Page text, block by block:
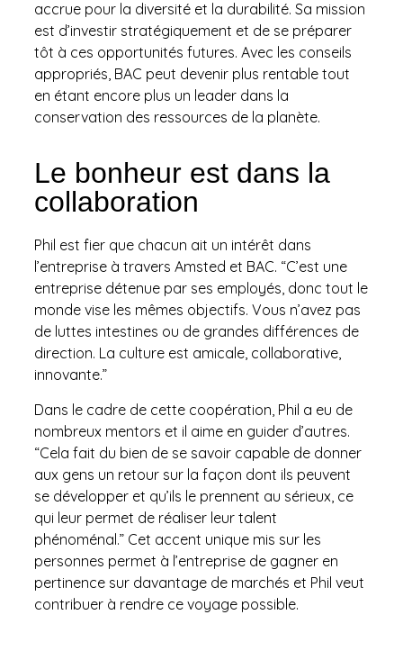
accrue pour la diversité et la durabilité. Sa mission
est d’investir stratégiquement et de se préparer
tôt à ces opportunités futures. Avec les conseils
appropriés, BAC peut devenir plus rentable tout
en étant encore plus un leader dans la
conservation des ressources de la planète.
Le bonheur est dans la
collaboration
Phil est fier que chacun ait un intérêt dans
l’entreprise à travers Amsted et BAC. “C’est une
entreprise détenue par ses employés, donc tout le
monde vise les mêmes objectifs. Vous n’avez pas
de luttes intestines ou de grandes différences de
direction. La culture est amicale, collaborative,
innovante.”
Dans le cadre de cette coopération, Phil a eu de
nombreux mentors et il aime en guider d’autres.
“Cela fait du bien de se savoir capable de donner
aux gens un retour sur la façon dont ils peuvent
se développer et qu’ils le prennent au sérieux, ce
qui leur permet de réaliser leur talent
phénoménal.” Cet accent unique mis sur les
personnes permet à l’entreprise de gagner en
pertinence sur davantage de marchés et Phil veut
contribuer à rendre ce voyage possible.